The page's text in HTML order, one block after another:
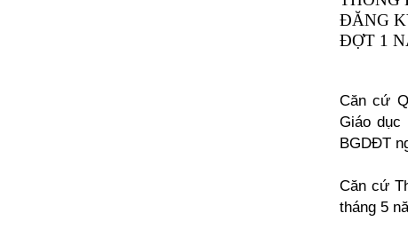
ĐĂNG
ĐỢT 1
Căn cứ
Giáo dục
BGDĐT
Căn cứ
tháng 5